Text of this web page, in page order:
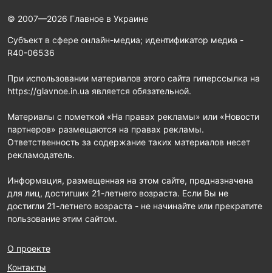
© 2007—2026 Главное в Украине
Субъект в сфере онлайн-медиа; идентификатор медиа -
R40-06536
При использовании материалов этого сайта гиперссылка на
https://glavnoe.in.ua является обязательной.
Материалы с пометкой «На правах рекламы» или «Новости
партнеров» размещаются на правах рекламы.
Ответственность за содержание таких материалов несет
рекламодатель.
Информация, размещенная на этом сайте, предназначена
для лиц, достигших 21-летнего возраста. Если Вы не
достигли 21-летнего возраста - не начинайте или прекратите
пользование этим сайтом.
О проекте
Контакты